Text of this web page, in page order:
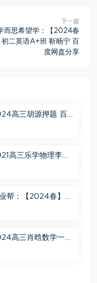
下一篇
而思希望学：【2024春
初二英语A+班 靳旸宁 百
度网盘分享
高三胡源押题 百
高三乐学物理李玮
帮：【2024春】高
高三肖晗数学一轮